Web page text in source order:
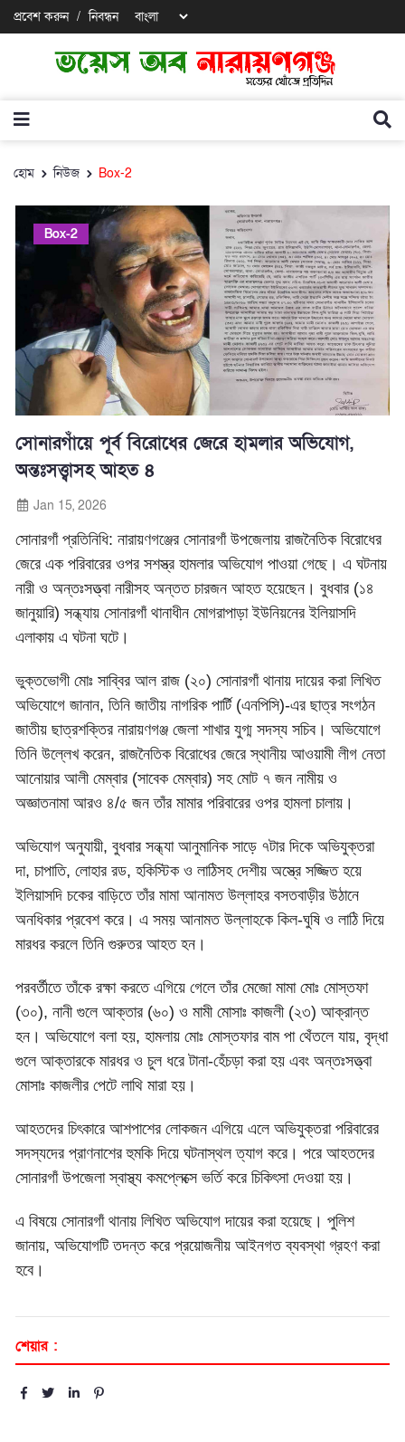
প্রবেশ করুন / নিবন্ধন
হোম নিউজ Box-2
Box-2
সোনারগাঁয়ে পূর্ব বিরোধের জেরে হামলার অভিযোগ,
অন্তঃসত্ত্বাসহ আহত ৪
Jan 15, 2026
সোনারগাঁ প্রতিনিধি: নারায়ণগঞ্জের সোনারগাঁ উপজেলায় রাজনৈতিক বিরোধের
জেরে এক পরিবারের ওপর সশস্ত্র হামলার অভিযোগ পাওয়া গেছে। এ ঘটনায়
নারী ও অন্তঃসত্ত্বা নারীসহ অন্তত চারজন আহত হয়েছেন। বুধবার (১৪
জানুয়ারি) সন্ধ্যায় সোনারগাঁ থানাধীন মোগরাপাড়া ইউনিয়নের ইলিয়াসদি
এলাকায় এ ঘটনা ঘটে।
ভুক্তভোগী মোঃ সাব্বির আল রাজ (২০) সোনারগাঁ থানায় দায়ের করা লিখিত
অভিযোগে জানান, তিনি জাতীয় নাগরিক পার্টি (এনপিসি)-এর ছাত্র সংগঠন
জাতীয় ছাত্রশক্তির নারায়ণগঞ্জ জেলা শাখার যুগ্ম সদস্য সচিব। অভিযোগে
তিনি উল্লেখ করেন, রাজনৈতিক বিরোধের জেরে স্থানীয় আওয়ামী লীগ নেতা
আনোয়ার আলী মেম্বার (সাবেক মেম্বার) সহ মোট ৭ জন নামীয় ও
অজ্ঞাতনামা আরও ৪/৫ জন তাঁর মামার পরিবারের ওপর হামলা চালায়।
অভিযোগ অনুযায়ী, বুধবার সন্ধ্যা আনুমানিক সাড়ে ৭টার দিকে অভিযুক্তরা
দা, চাপাতি, লোহার রড, হকিস্টিক ও লাঠিসহ দেশীয় অস্ত্রে সজ্জিত হয়ে
ইলিয়াসদি চকের বাড়িতে তাঁর মামা আনামত উল্লাহর বসতবাড়ীর উঠানে
অনধিকার প্রবেশ করে। এ সময় আনামত উল্লাহকে কিল-ঘুষি ও লাঠি দিয়ে
মারধর করলে তিনি গুরুতর আহত হন।
পরবর্তীতে তাঁকে রক্ষা করতে এগিয়ে গেলে তাঁর মেজো মামা মোঃ মোস্তফা
(৩০), নানী গুলে আক্তার (৬০) ও মামী মোসাঃ কাজলী (২৩) আক্রান্ত
হন। অভিযোগে বলা হয়, হামলায় মোঃ মোস্তফার বাম পা থেঁতলে যায়, বৃদ্ধা
গুলে আক্তারকে মারধর ও চুল ধরে টানা-হেঁচড়া করা হয় এবং অন্তঃসত্ত্বা
মোসাঃ কাজলীর পেটে লাথি মারা হয়।
আহতদের চিৎকারে আশপাশের লোকজন এগিয়ে এলে অভিযুক্তরা পরিবারের
সদস্যদের প্রাণনাশের হুমকি দিয়ে ঘটনাস্থল ত্যাগ করে। পরে আহতদের
সোনারগাঁ উপজেলা স্বাস্থ্য কমপ্লেক্সে ভর্তি করে চিকিৎসা দেওয়া হয়।
এ বিষয়ে সোনারগাঁ থানায় লিখিত অভিযোগ দায়ের করা হয়েছে। পুলিশ
জানায়, অভিযোগটি তদন্ত করে প্রয়োজনীয় আইনগত ব্যবস্থা গ্রহণ করা
হবে।
শেয়ার :